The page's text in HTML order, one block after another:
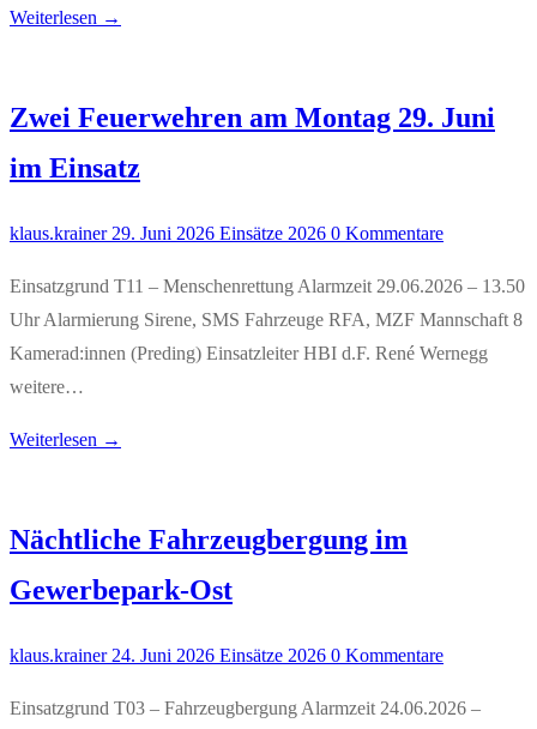
Weiterlesen →
Zwei Feuerwehren am Montag 29. Juni
im Einsatz
klaus.krainer 29. Juni 2026 Einsätze 2026 0 Kommentare
Einsatzgrund T11 – Menschenrettung Alarmzeit 29.06.2026 – 13.50
Uhr Alarmierung Sirene, SMS Fahrzeuge RFA, MZF Mannschaft 8
Kamerad:innen (Preding) Einsatzleiter HBI d.F. René Wernegg
weitere…
Weiterlesen →
Nächtliche Fahrzeugbergung im
Gewerbepark-Ost
klaus.krainer 24. Juni 2026 Einsätze 2026 0 Kommentare
Einsatzgrund T03 – Fahrzeugbergung Alarmzeit 24.06.2026 –